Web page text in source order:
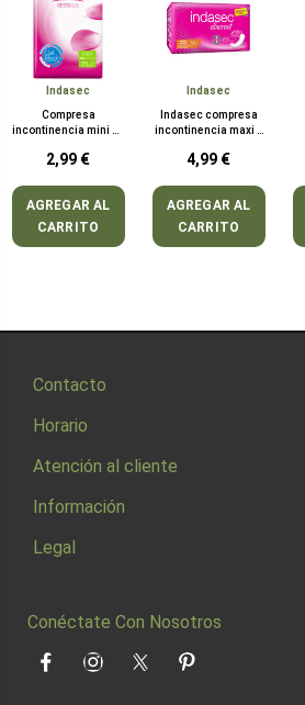
Indasec
Compresa
incontinencia mini 20
2,99 €
AGREGAR AL
CARRITO
Indasec
Indasec compresa
incontinencia maxi b
4,99 €
AGREGAR AL
CARRITO
Contacto
Horario
Atención al cliente
Información
Legal
Conéctate Con Nosotros
FacebookInstagramTwitter Pinterest